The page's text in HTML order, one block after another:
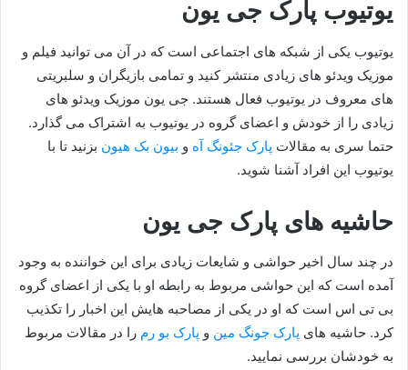
یوتیوب پارک جی یون
یوتیوب یکی از شبکه های اجتماعی است که در آن می توانید فیلم و
موزیک ویدئو های زیادی منتشر کنید و تمامی بازیگران و سلبریتی
های معروف در یوتیوب فعال هستند. جی یون موزیک ویدئو های
زیادی را از خودش و اعضای گروه در یوتیوب به اشتراک می گذارد.
حتما سری به مقالات پارک جئونگ آه و بیون بک هیون بزنید تا با
یوتیوب این افراد آشنا شوید.
حاشیه های پارک جی یون
در چند سال اخیر حواشی و شایعات زیادی برای این خواننده به وجود
آمده است که این حواشی مربوط به رابطه او با یکی از اعضای گروه
بی تی اس است که او در یکی از مصاحبه هایش این اخبار را تکذیب
کرد. حاشیه های پارک جونگ مین و پارک بو رم را در مقالات مربوط
به خودشان بررسی نمایید.